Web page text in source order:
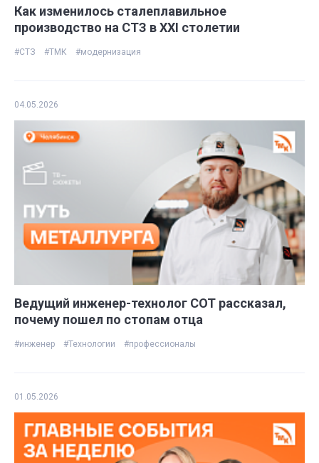
Как изменилось сталеплавильное
производство на СТЗ в ХХI столетии
#СТЗ #ТМК #модернизация
04.05.2026
Ведущий инженер-технолог СОТ рассказал,
почему пошел по стопам отца
#инженер #Технологии #профессионалы
01.05.2026